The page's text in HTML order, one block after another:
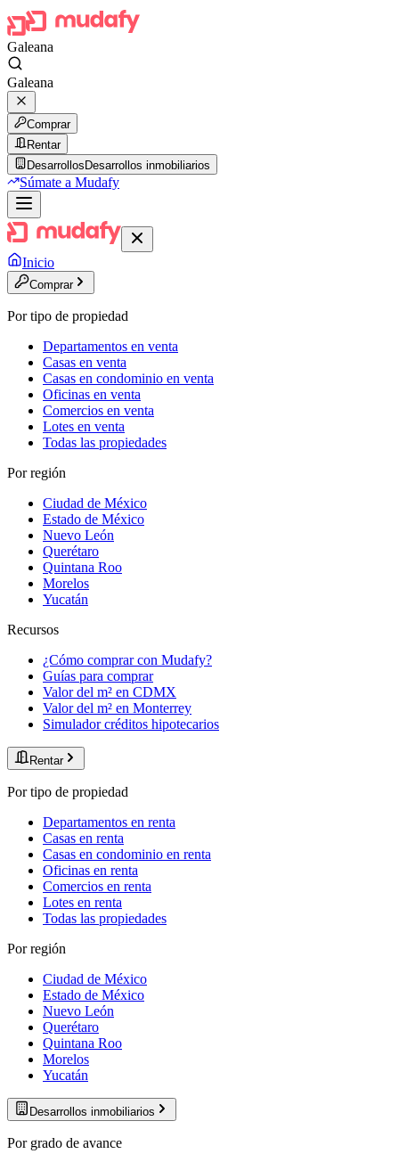
Galeana
Galeana
Comprar
Rentar
Desarrollos Desarrollos inmobiliarios
Súmate a Mudafy
Inicio
Comprar
Por tipo de propiedad
Departamentos en venta
Casas en venta
Casas en condominio en venta
Oficinas en venta
Comercios en venta
Lotes en venta
Todas las propiedades
Por región
Ciudad de México
Estado de México
Nuevo León
Querétaro
Quintana Roo
Morelos
Yucatán
Recursos
¿Cómo comprar con Mudafy?
Guías para comprar
Valor del m² en CDMX
Valor del m² en Monterrey
Simulador créditos hipotecarios
Rentar
Por tipo de propiedad
Departamentos en renta
Casas en renta
Casas en condominio en renta
Oficinas en renta
Comercios en renta
Lotes en renta
Todas las propiedades
Por región
Ciudad de México
Estado de México
Nuevo León
Querétaro
Quintana Roo
Morelos
Yucatán
Desarrollos inmobiliarios
Por grado de avance